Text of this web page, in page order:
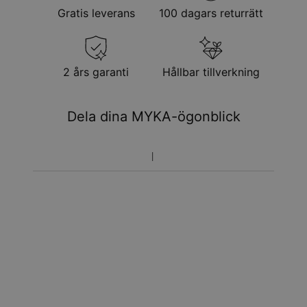
Gratis leverans 100 dagars returrätt
2 års garanti Hållbar tillverkning
Dela dina MYKA-ögonblick